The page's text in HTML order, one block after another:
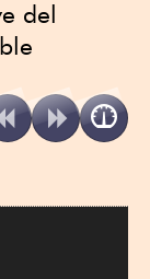
del